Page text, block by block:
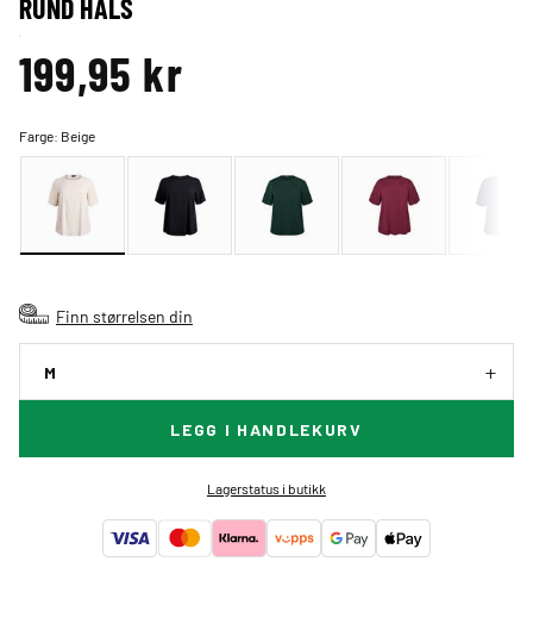
RUND HALS
199,95 kr
Farge: Beige
Finn størrelsen din
M
LEGG I HANDLEKURV
Lagerstatus i butikk